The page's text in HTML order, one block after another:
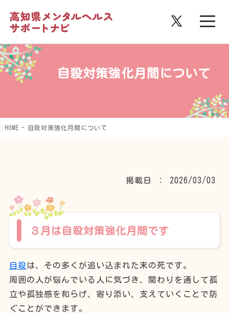
自殺対策強化月間について
HOME 自殺対策強化月間について
掲載日 ： 2026/03/03
３月は自殺対策強化月間です
自殺は、その多くが追い込まれた末の死です。
周囲の人が悩んでいる人に気づき、関わりを通して孤
立や孤独感を和らげ、寄り添い、支えていくことで防
ぐことができます。